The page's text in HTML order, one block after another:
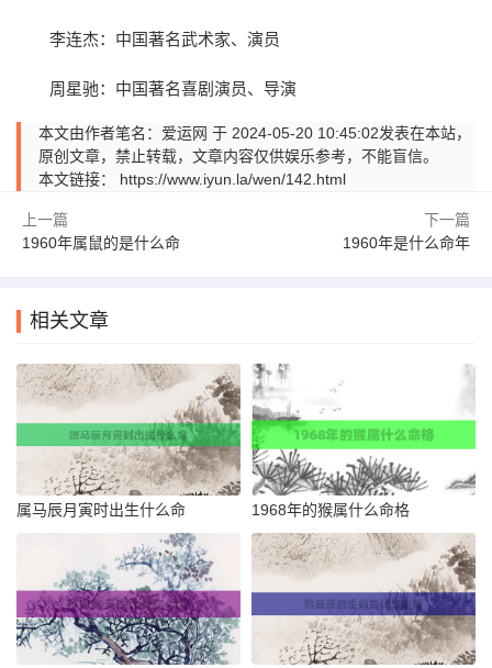
李连杰：中国著名武术家、演员
周星驰：中国著名喜剧演员、导演
本文由作者笔名：爱运网 于 2024-05-20 10:45:02发表在本站，
原创文章，禁止转载，文章内容仅供娱乐参考，不能盲信。
本文链接： https://www.iyun.la/wen/142.html
上一篇
1960年属鼠的是什么命
下一篇
1960年是什么命年
相关文章
属马辰月寅时出生什么命 1968年的猴属什么命格